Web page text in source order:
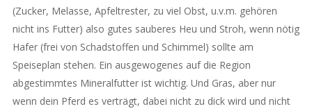
(Zucker, Melasse, Apfeltrester, zu viel Obst, u.v.m. gehören
nicht ins Futter) also gutes sauberes Heu und Stroh, wenn nötig
Hafer (frei von Schadstoffen und Schimmel) sollte am
Speiseplan stehen. Ein ausgewogenes auf die Region
abgestimmtes Mineralfutter ist wichtig. Und Gras, aber nur
wenn dein Pferd es verträgt, dabei nicht zu dick wird und nicht